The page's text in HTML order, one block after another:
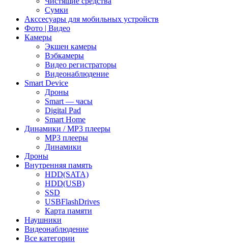
Сумки
Акссесуары для мобильных устройств
Фото | Видео
Камеры
Экшен камеры
Вэбкамеры
Видео регистраторы
Видеонаблюдение
Smart Device
Дроны
Smart — часы
Digital Pad
Smart Home
Динамики / MP3 плееры
MP3 плееры
Динамики
Дроны
Внутренняя память
HDD(SATA)
HDD(USB)
SSD
USBFlashDrives
Карта памяти
Наушники
Видеонаблюдение
Все категории